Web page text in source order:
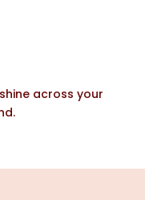
across your